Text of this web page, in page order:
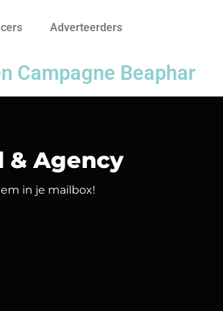
Adverteerders
Campagne Beaphar
& Agency
in je mailbox!